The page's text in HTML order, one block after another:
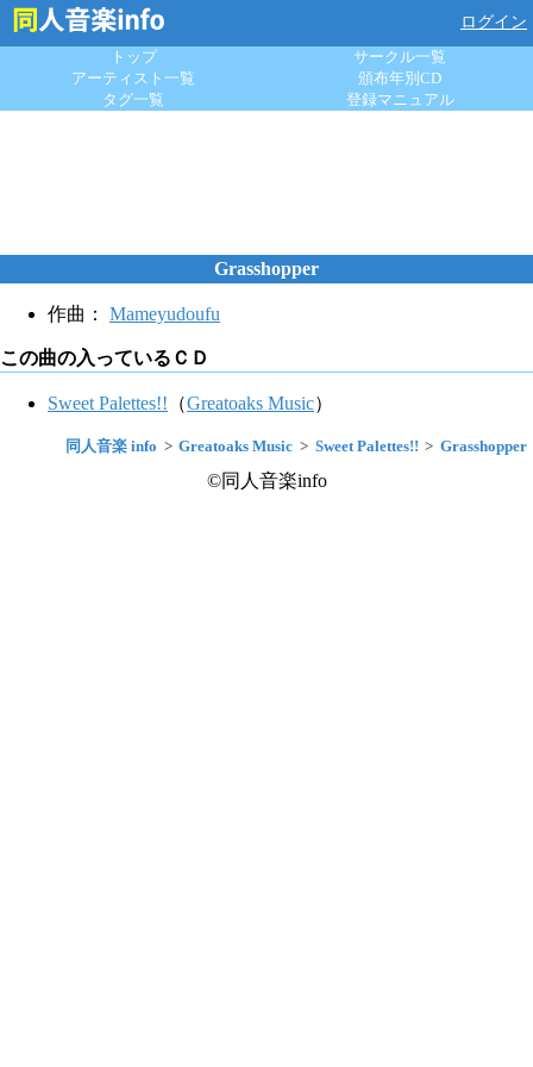
ログイン
トップ
サークル一覧
アーティスト一覧
頒布年別CD
タグ一覧
登録マニュアル
Grasshopper
作曲： Mameyudoufu
この曲の入っているＣＤ
Sweet Palettes!! （Greatoaks Music）
同人音楽 info Greatoaks Music Sweet Palettes!! Grasshopper
©同人音楽info